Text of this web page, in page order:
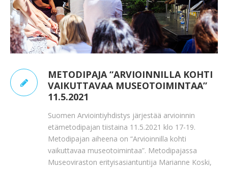
METODIPAJA “ARVIOINNILLA KOHTI
VAIKUTTAVAA MUSEOTOIMINTAA”
11.5.2021
Suomen Arviointiyhdistys järjestää arvioinnin
etämetodipajan tiistaina 11.5.2021 klo 17-19.
Metodipajan aiheena on “Arvioinnilla kohti
vaikuttavaa museotoimintaa”. Metodipajassa
Museoviraston erityisasiantuntija Marianne Koski,